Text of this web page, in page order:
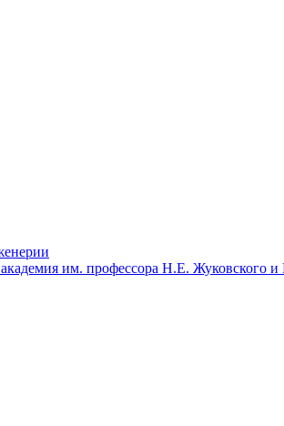
им. профессора Н.Е. Жуковского